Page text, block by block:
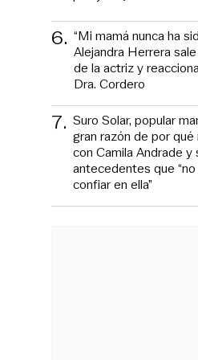
6. “Mi mamá nunca ha
Alejandra Herrera
de la actriz y
Dra. Cordero
7. Suro Solar, popular
gran razón de por
con Camila Andrade y
antecedentes que
confiar en ella”